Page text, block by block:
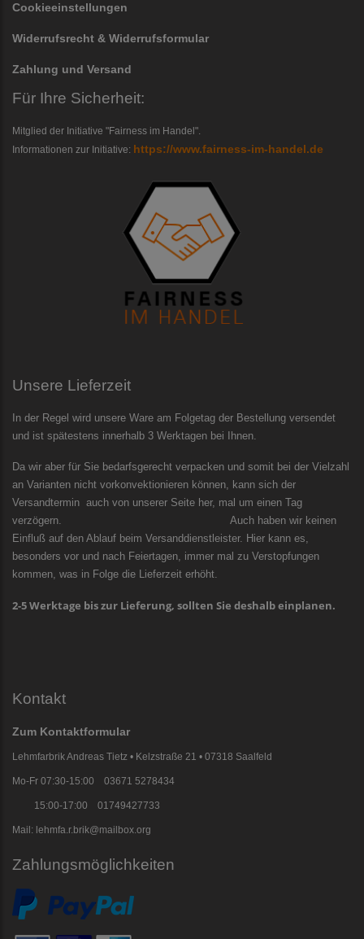
Cookieeinstellungen
Widerrufsrecht & Widerrufsformular
Zahlung und Versand
Für Ihre Sicherheit:
Mitglied der Initiative "Fairness im Handel".
Informationen zur Initiative: https://www.fairness-im-handel.de
Unsere Lieferzeit
In der Regel wird unsere Ware am Folgetag der Bestellung versendet
und ist spätestens innerhalb 3 Werktagen bei Ihnen.
Da wir aber für Sie bedarfsgerecht verpacken und somit bei der Vielzahl
an Varianten nicht vorkonvektionieren können, kann sich der
Versandtermin auch von unserer Seite her, mal um einen Tag
verzögern. Auch haben wir keinen
Einfluß auf den Ablauf beim Versanddienstleister. Hier kann es,
besonders vor und nach Feiertagen, immer mal zu Verstopfungen
kommen, was in Folge die Lieferzeit erhöht.
2-5 Werktage bis zur Lieferung, sollten Sie deshalb einplanen.
Kontakt
Zum Kontaktformular
Lehmfarbrik Andreas Tietz • Kelzstraße 21 • 07318 Saalfeld
Mo-Fr 07:30-15:00 03671 5278434
15:00-17:00 01749427733
Mail: lehmfa.r.brik@mailbox.org
Zahlungsmöglichkeiten